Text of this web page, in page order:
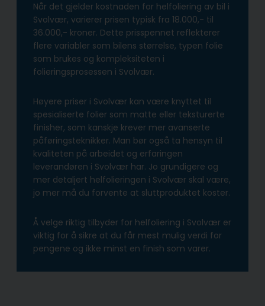
Når det gjelder kostnaden for helfoliering av bil i
Svolvær, varierer prisen typisk fra 18.000,- til
36.000,- kroner. Dette prisspennet reflekterer
flere variabler som bilens størrelse, typen folie
som brukes og kompleksiteten i
folieringsprosessen i Svolvær.
Høyere priser i Svolvær kan være knyttet til
spesialiserte folier som matte eller teksturerte
finisher, som kanskje krever mer avanserte
påføringsteknikker. Man bør også ta hensyn til
kvaliteten på arbeidet og erfaringen
leverandøren i Svolvær har. Jo grundigere og
mer detaljert helfolieringen i Svolvær skal være,
jo mer må du forvente at sluttproduktet koster.
Å velge riktig tilbyder for helfoliering i Svolvær er
viktig for å sikre at du får mest mulig verdi for
pengene og ikke minst en finish som varer.